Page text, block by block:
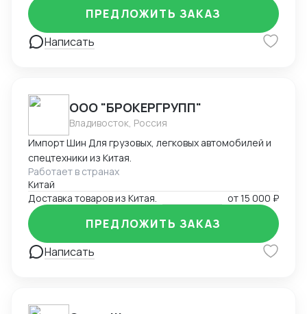
стоимости, помощь в составлении документов.
Решение нестандартных ситуаций.
Написать
ПРЕДЛОЖИТЬ ЗАКАЗ
ООО "БРОКЕРГРУПП"
Владивосток, Россия
Импорт Шин Для грузовых, легковых автомобилей и
спецтехники из Китая.
Работает в странах
Китай
Доставка товаров из Китая.
от15 000 ₽
Написать
ПРЕДЛОЖИТЬ ЗАКАЗ